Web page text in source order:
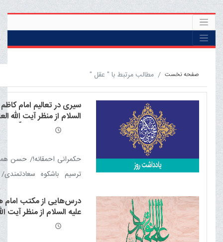
صفحه نخست مطالب مرتبط با " عقل "
سیری در تعالیم امام
السلام از منظر آیت الله
مکارم شیرازی مدّ ظلّه
حکمرانی احمقانه!/ حسن
ترسیم باشکوه
پرسود/ در پی عقل کامل/
کوچک وقتی که انبوه‏
برتر
درس‌هایی از مکتب امام
علیه السلام از منظر آیت
العظمی مکارم شیرازی